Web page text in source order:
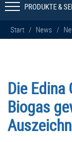
PRODUKTE &
Start / News /
Die Edina
Biogas